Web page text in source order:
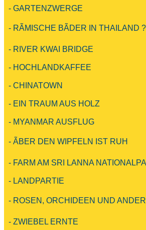
- GARTENZWERGE
- RÃMISCHE BÃDER IN THAILAND ?
- RIVER KWAI BRIDGE
- HOCHLANDKAFFEE
- CHINATOWN
- EIN TRAUM AUS HOLZ
- MYANMAR AUSFLUG
- ÃBER DEN WIPFELN IST RUH
- FARM AM SRI LANNA
- LANDPARTIE
- ROSEN, ORCHIDEEN UND
- ZWIEBEL ERNTE